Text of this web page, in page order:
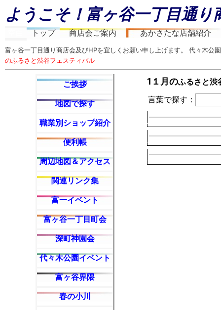
ようこそ！富ヶ谷一丁目通り
トップ 商店会ご案内 あかさたな店舗紹介
富ヶ谷一丁目通り商店会及びHPを宜しくお願い申し上げます。 代々木公
のふるさと渋谷フェスティバル
ご挨拶
地図で探す
職業別ショップ紹介
便利帳
周辺地図＆アクセス
関連リンク集
富一イベント
富ヶ谷一丁目町会
深町神園会
代々木公園イベント
富ヶ谷界隈
春の小川
1１月のふるさと渋
言葉で探す：